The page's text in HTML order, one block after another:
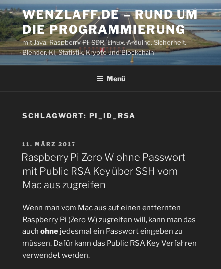
Zum
Inhalt
springen
WENZLAFF.DE – RUND UM
DIE PROGRAMMIERUNG
mit Java, Raspberry Pi, SDR, Linux, Arduino, Sicherheit,
Blender, KI, Statistik, Krypto und Blockchain
Menü
SCHLAGWORT: PI_ID_RSA
VERÖFFENTLICHT
AM
11. MÄRZ 2017
Raspberry Pi Zero W ohne Passwort
mit Public RSA Key über SSH vom
Mac aus zugreifen
Wenn man vom Mac aus auf einen entfernten
Raspberry Pi (Zero W) zugreifen will, kann man das
auch ohne jedesmal ein Passwort eingeben zu
müssen. Dafür kann das Public RSA Key Verfahren
verwendet werden.